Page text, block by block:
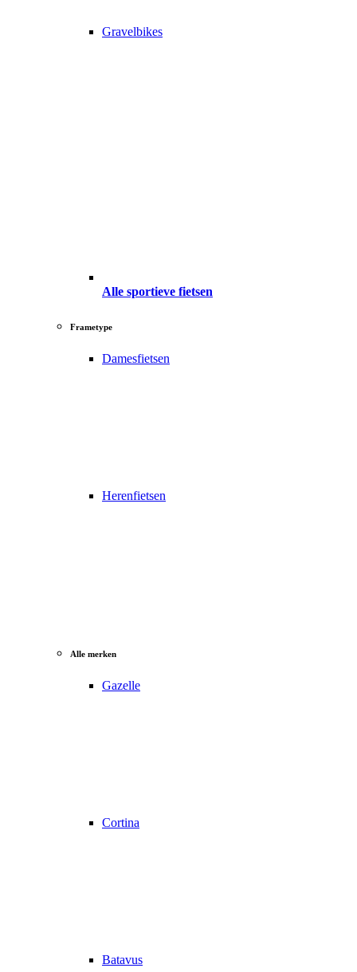
Gravelbikes
Alle sportieve fietsen
Frametype
Damesfietsen
Herenfietsen
Alle merken
Gazelle
Cortina
Batavus